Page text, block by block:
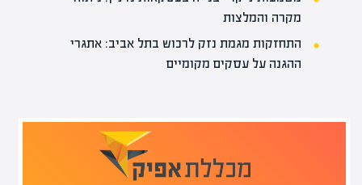
מקרה והמלצות
התחזקות מגמת נזק לרכוש בתל אביב: אתגרי
ההגנה על עסקים מקומיים